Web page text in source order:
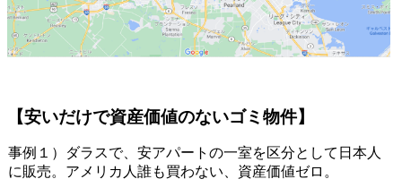
【安いだけで資産価値のないゴミ物件】
事例１）ダラスで、安アパートの一室を区分として日本人
に販売。アメリカ人誰も買わない、資産価値ゼロ。